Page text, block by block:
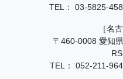
TEL： 03-5825-
［名
〒460-0008 愛知
TEL： 052-211-